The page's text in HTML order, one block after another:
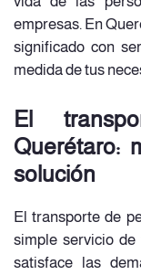
empresas. En
significado con
medida de tus
El
Querétaro:
solución
El transporte de
simple servicio
satisface las